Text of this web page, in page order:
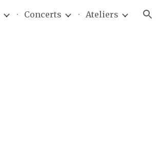
Concerts Ateliers